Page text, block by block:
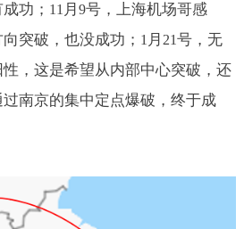
功； 11 月 9号，上海机场哥感
突破，也没成功； 1 月 21号，无
，这是希望从内部中心突破，还
南京的集中定点爆破，终于成